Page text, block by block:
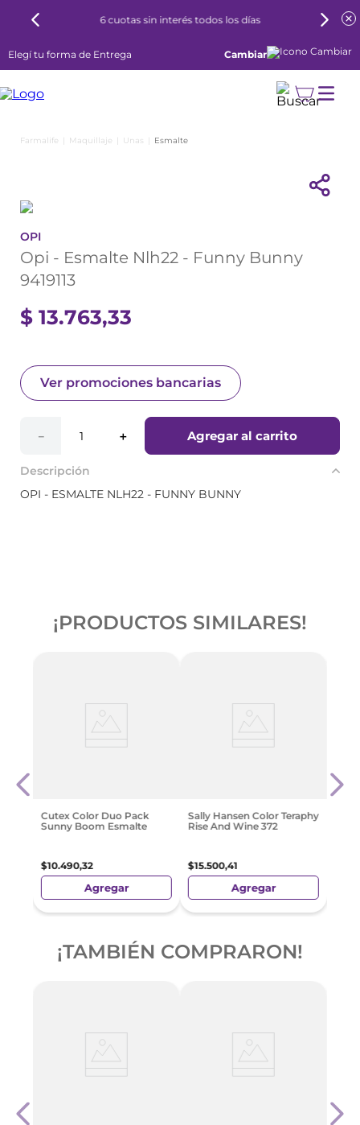
6 cuotas sin interés todos los días
Elegí tu forma de Entrega Cambiar
Maquillaje Unas Esmalte
OPI
Opi - Esmalte Nlh22 - Funny Bunny
9419113
$ 13.763,33
Ver promociones bancarias
＋
－ Agregar al carrito
Descripción
OPI - ESMALTE NLH22 - FUNNY BUNNY
¡PRODUCTOS SIMILARES!
Cutex Color Duo Pack
Sunny Boom Esmalte
$10.490,32
Agregar
Sally Hansen Color Teraphy
Rise And Wine 372
$15.500,41
Agregar
¡TAMBIÉN COMPRARON!